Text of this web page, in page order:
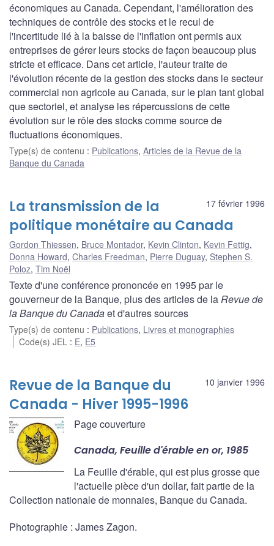
économiques au Canada. Cependant, l'amélioration des
techniques de contrôle des stocks et le recul de
l'incertitude lié à la baisse de l'inflation ont permis aux
entreprises de gérer leurs stocks de façon beaucoup plus
stricte et efficace. Dans cet article, l'auteur traite de
l'évolution récente de la gestion des stocks dans le secteur
commercial non agricole au Canada, sur le plan tant global
que sectoriel, et analyse les répercussions de cette
évolution sur le rôle des stocks comme source de
fluctuations économiques.
Type(s) de contenu : Publications, Articles de la Revue de la
Banque du Canada
17 février 1996
La transmission de la
politique monétaire au Canada
Gordon Thiessen, Bruce Montador, Kevin Clinton, Kevin Fettig,
Donna Howard, Charles Freedman, Pierre Duguay, Stephen S.
Poloz, Tim Noël
Texte d'une conférence prononcée en 1995 par le
gouverneur de la Banque, plus des articles de laRevue de
la Banque du Canadaet d'autres sources
Type(s) de contenu : Publications, Livres et monographies
Code(s) JEL : E, E5
10 janvier 1996
Revue de la Banque du
Canada - Hiver 1995-1996
Page couverture
Canada, Feuille d'érable en or, 1985
La Feuille d'érable, qui est plus grosse que
l'actuelle pièce d'un dollar, fait partie de la
Collection nationale de monnaies, Banque du Canada.
Photographie : James Zagon.